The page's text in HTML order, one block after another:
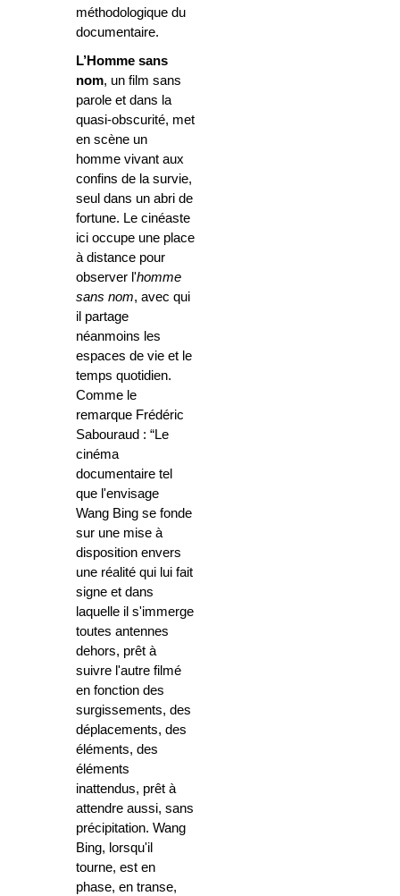
méthodologique du
documentaire.
L’Homme sans
nom, un film sans
parole et dans la
quasi-obscurité, met
en scène un
homme vivant aux
confins de la survie,
seul dans un abri de
fortune. Le cinéaste
ici occupe une place
à distance pour
observer l'homme
sans nom, avec qui
il partage
néanmoins les
espaces de vie et le
temps quotidien.
Comme le
remarque Frédéric
Sabouraud : “Le
cinéma
documentaire tel
que l'envisage
Wang Bing se fonde
sur une mise à
disposition envers
une réalité qui lui fait
signe et dans
laquelle il s'immerge
toutes antennes
dehors, prêt à
suivre l'autre filmé
en fonction des
surgissements, des
déplacements, des
éléments, des
éléments
inattendus, prêt à
attendre aussi, sans
précipitation. Wang
Bing, lorsqu'il
tourne, est en
phase, en transe,